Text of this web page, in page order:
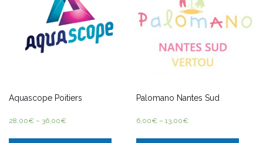
Aquascope Poitiers
28,00€ – 36,00€
Palomano Nantes Sud
6,00€ –13,00€